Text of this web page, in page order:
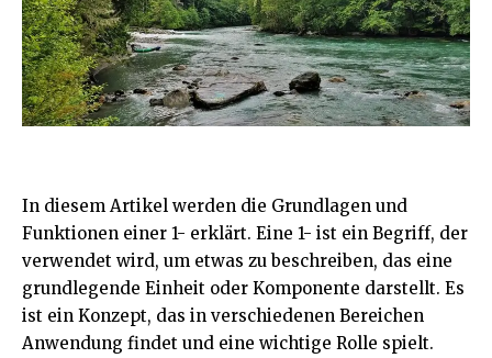
In diesem Artikel werden die Grundlagen und
Funktionen einer 1- erklärt. Eine 1- ist ein Begriff, der
verwendet wird, um etwas zu beschreiben, das eine
grundlegende Einheit oder Komponente darstellt. Es
ist ein Konzept, das in verschiedenen Bereichen
Anwendung findet und eine wichtige Rolle spielt.